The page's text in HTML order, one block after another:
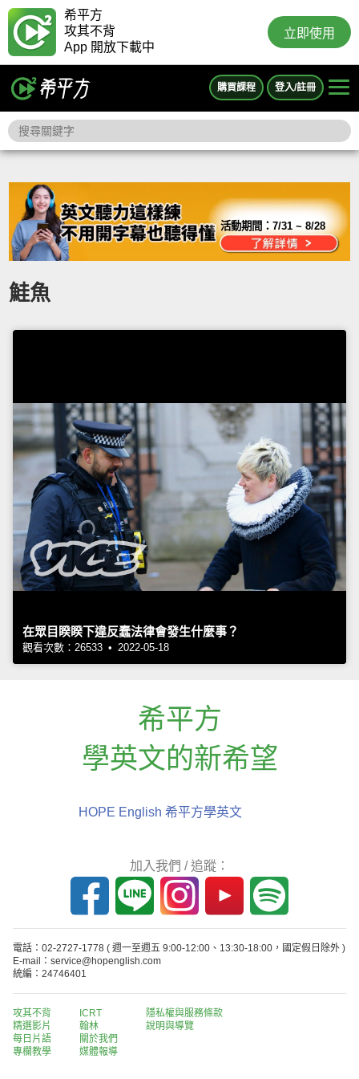
希平方
攻其不背
App 開放下載中
立即使用
購買課程 登入/註冊
活動期間：7/31 ~ 8/28
鮭魚
在眾目睽睽下違反蠢法律會發生什麼事？
觀看次數：26533 • 2022-05-18
希平方
學英文的新希望
HOPE English 希平方學英文
加入我們 / 追蹤：
電話：02-2727-1778 ( 週一至週五 9:00-12:00、13:30-18:00，國定假日除外 )
E-mail：service@hopenglish.com
統編：24746401
攻其不背
精選影片
每日片語
專欄教學
ICRT
翰林
關於我們
媒體報導
隱私權與服務條款
說明與導覽